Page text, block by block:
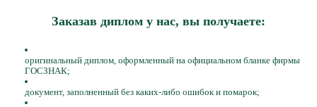
Заказав диплом у нас, вы получаете:
оригинальный диплом, оформленный на официальном бланке фирмы
ГОСЗНАК;
документ, заполненный без каких-либо ошибок и помарок;